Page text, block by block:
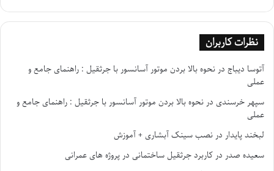
نظرات کاربران
آتوسا دیباج در نحوه بالا بردن موتور آسانسور با جرثقیل : راهنمای جامع و
عملی
سپهر خرسندی در نحوه بالا بردن موتور آسانسور با جرثقیل : راهنمای جامع و
عملی
لبخند پایدار در نصب سینک آبشاری + آموزش
سعیده صدر در کاربرد جرثقیل ساختمانی در پروژه های عمرانی